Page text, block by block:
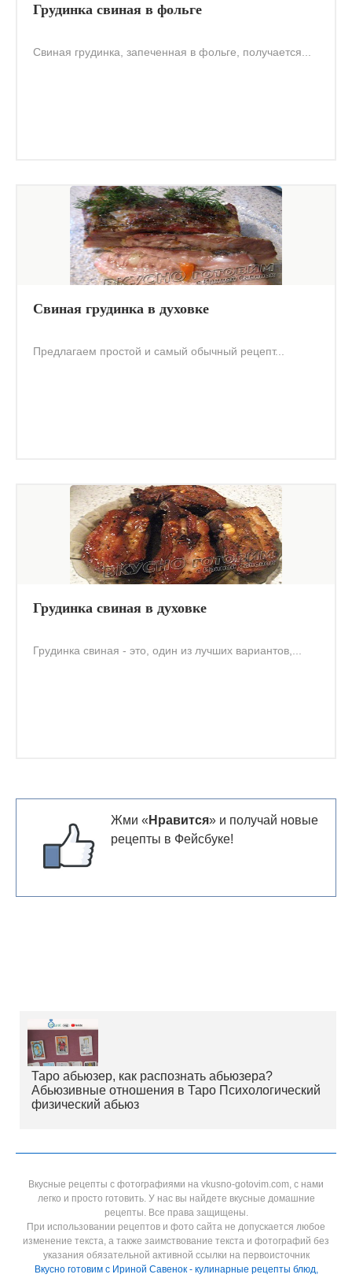
Грудинка свиная в фольге
Свиная грудинка, запеченная в фольге, получается...
Свиная грудинка в духовке
Предлагаем простой и самый обычный рецепт...
Грудинка свиная в духовке
Грудинка свиная - это, один из лучших вариантов,...
Жми « Нравится» и получай новые
рецепты в Фейсбуке!
Таро абьюзер, как распознать абьюзера?
Абьюзивные отношения в Таро Психологический
физический абьюз
Вкусные рецепты с фотографиями на vkusno-gotovim.com, с нами
легко и просто готовить. У нас вы найдете вкусные домашние
рецепты. Все права защищены.
При использовании рецептов и фото сайта не допускается любое
изменение текста, а также заимствование текста и фотографий без
указания обязательной активной ссылки на первоисточник
Вкусно готовим с Ириной Савенок - кулинарные рецепты блюд,